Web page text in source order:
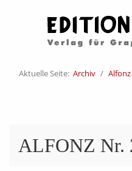
Aktuelle Seite: Archiv Alfonz
ALFONZ Nr.